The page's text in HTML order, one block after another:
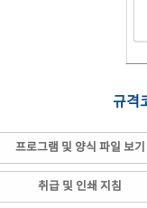
규격
프로그램 및 양식 파일 보기
취급 및 인쇄 지침